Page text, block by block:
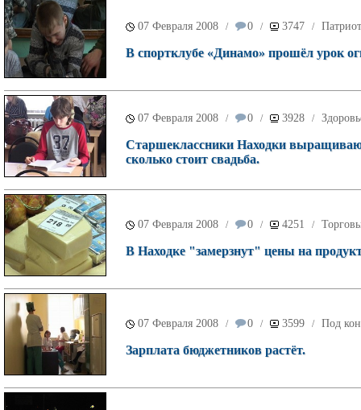
07 Февраля 2008 / 0 / 3747 / Патриот
В спортклубе «Динамо» прошёл урок
07 Февраля 2008 / 0 / 3928 /
Старшеклассники Находки
сколько стоит свадьба.
07 Февраля 2008 / 0 / 4251 /
В Находке "замерзнут" цены на
07 Февраля 2008 / 0 / 3599 / Под
Зарплата бюджетников растёт.